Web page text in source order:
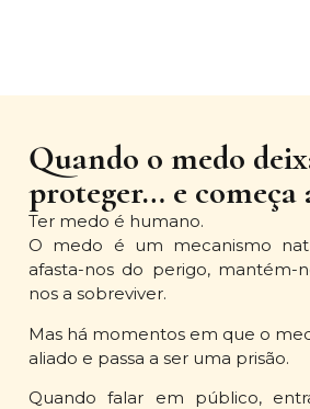
Quando o medo
proteger… e começa
Ter medo é humano.
O medo é um mecanismo
afasta-nos do perigo, mantém-
nos a sobreviver.
Mas há momentos em que o
aliado e passa a ser uma prisão.
Quando falar em público,